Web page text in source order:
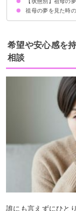
亡くなった祖母
祖母が病気の夢
祖母が倒れる夢
祖母が危篤の夢【
祖母が認知症にな
祖母の夢を見た時
吉夢なら話さず
希望や安心感を
相談
誰にも言えずにひと